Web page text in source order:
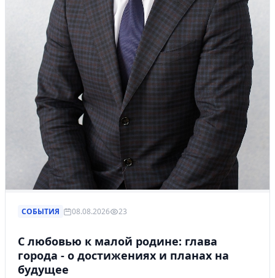
СОБЫТИЯ 08.08.2026 23
С любовью к малой родине: глава
города - о достижениях и планах на
будущее